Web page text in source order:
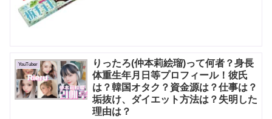
YouTuber
りったろ(仲本莉絵瑠)って何者？身長
体重生年月日等プロフィール！彼氏
は？韓国オタク？資金源は？仕事は？
垢抜け、ダイエット方法は？失明した
理由は？